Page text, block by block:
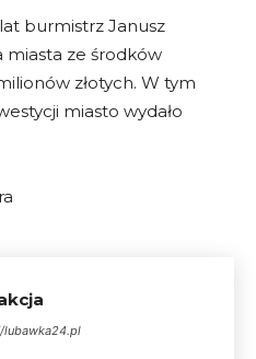
burmistrz Janusz
miasta ze środków
złotych. W tym
miasto wydało